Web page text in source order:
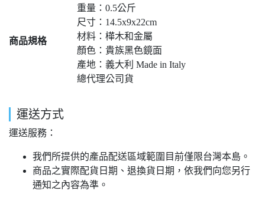
商品規格
重量：0.5公斤
尺寸：14.5x9x22cm
材料：樺木和金屬
顏色：貴族黑色鏡面
產地：義大利 Made in Italy
總代理公司貨
運送方式
運送服務：
我們所提供的產品配送區域範圍目前僅限台灣本島。
商品之實際配貨日期、退換貨日期，依我們向您另行
通知之內容為準。